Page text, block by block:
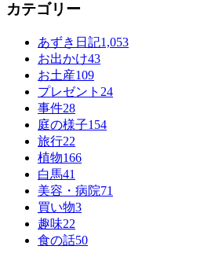
カテゴリー
あずき日記1,053
お出かけ43
お土産109
プレゼント 24
事件28
庭の様子154
旅行22
植物166
白馬41
美容・病院71
買い物3
趣味22
食の話50